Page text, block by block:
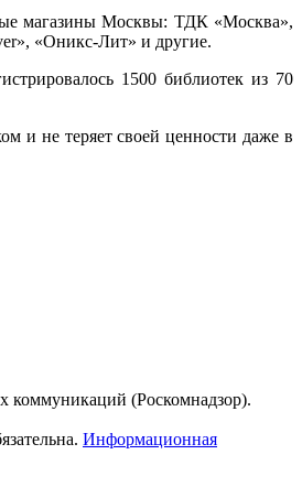
магазины Москвы: ТДК «Москва»,
«Оникс-Лит» и другие.
1500 библиотек из 70
и не теряет своей ценности даже в
коммуникаций (Роскомнадзор).
Информационная